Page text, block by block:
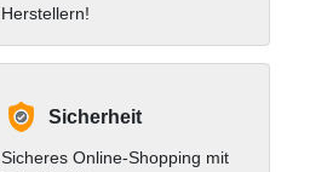
Herstellern!
Sicherheit
Sicheres Online-Shopping mit